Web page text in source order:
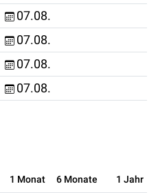
07.08.
07.08.
07.08.
07.08.
1 Monat 6 Monate 1 Jahr